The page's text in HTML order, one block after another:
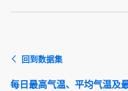
回到数据集
每日最高气温、平均气温及